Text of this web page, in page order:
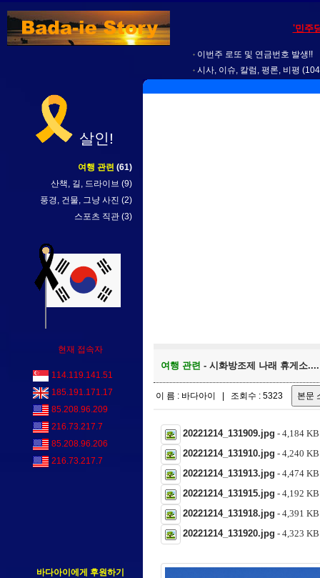
'민주
이번주 로또 및 연금번호 발생!!
시사, 이슈, 칼럼, 평론, 비평
살인!
여행 관련 (61)
산책, 길, 드라이브 (9)
풍경, 건물, 그냥 사진 (2)
스포츠 직관 (3)
현재 접속자
114.119.141.51
185.191.171.17
85.208.96.209
216.73.217.7
85.208.96.206
216.73.217.7
바다아이에게 후원하기
여행 관련 - 시화방조제 나래 휴게소....
이 름 : 바다아이 | 조회수 : 5323
20221214_131909.jpg - 4,184
20221214_131910.jpg - 4,240
20221214_131913.jpg - 4,474
20221214_131915.jpg - 4,192
20221214_131918.jpg - 4,391
20221214_131920.jpg - 4,323